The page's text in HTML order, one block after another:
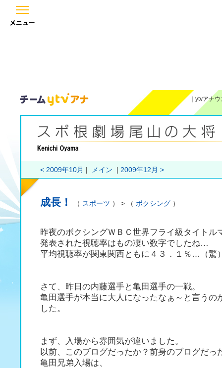
メニュー
ytvアナ
< 2009年10月 メイン 2009年12月 >
成長！ （ スポーツ ） > （ ボクシング ）
昨夜のボクシングＷＢＣ世界フライ級タイトル
発表された視聴率はもの凄い数字でしたね…
平均視聴率が関東関西ともに４３．１％…（驚
さて、昨日の内藤選手と亀田選手の一戦。
亀田選手が本当に大人になったなぁ～と言うの
した。
まず、入場から雰囲気が違いました。
以前、このブログだったか？前身のブログだっ
亀田兄弟入場は、